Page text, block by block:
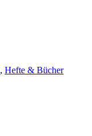
, Hefte & Bücher